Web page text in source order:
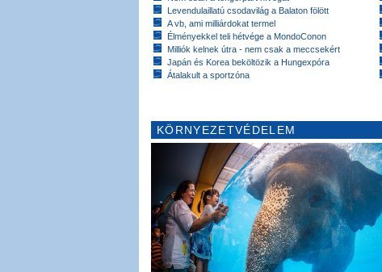
Levendulaillatú csodavilág a Balaton fölött
A vb, ami milliárdokat termel
Élményekkel teli hétvége a MondoConon
Milliók kelnek útra - nem csak a meccsekért
Japán és Korea beköltözik a Hungexpóra
Átalakult a sportzóna
KÖRNYEZETVÉDELEM